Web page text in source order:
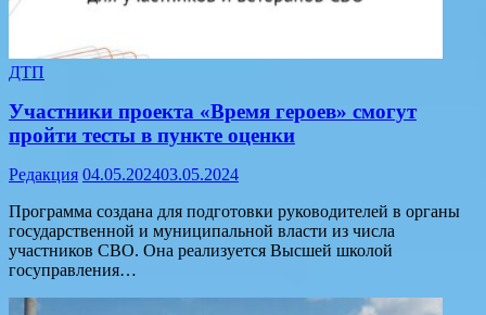
ДТП
Участники проекта «Время героев» смогут
пройти тесты в пункте оценки
Редакция 04.05.202403.05.2024
Программа создана для подготовки руководителей в органы
государственной и муниципальной власти из числа
участников СВО. Она реализуется Высшей школой
госуправления…